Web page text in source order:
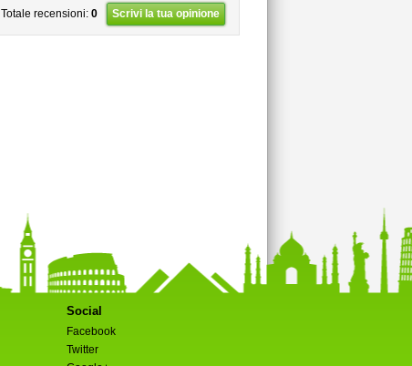
Totale recensioni: 0 Scrivi la tua opinione
Social
Facebook
Twitter